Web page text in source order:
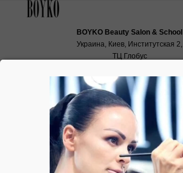
BOYKO Beauty Salon & School
Украина, Киев, Институтская 2,
ТЦ Глобус